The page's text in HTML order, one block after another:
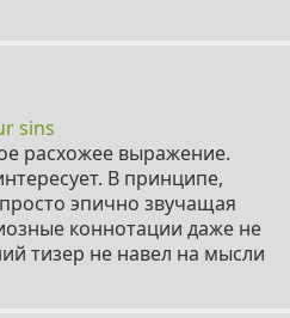
sins
расхожее выражение.
В принципе,
эпично звучащая
коннотации даже не
тизер не навел на мысли